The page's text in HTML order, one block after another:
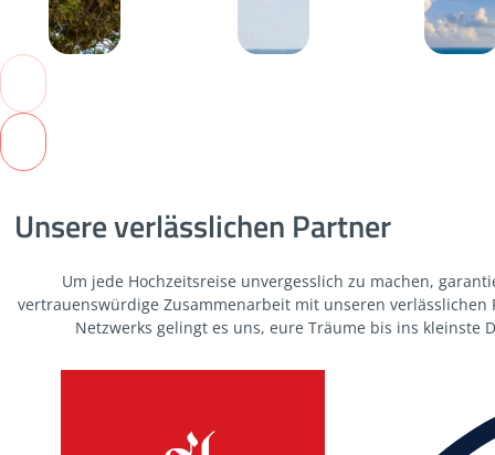
Tansania
Unsere verlässlichen Partner
Um jede Hochzeitsreise unvergesslich zu machen,
vertrauenswürdige Zusammenarbeit mit unseren
Netzwerks gelingt es uns, eure Träume bis ins kleinste